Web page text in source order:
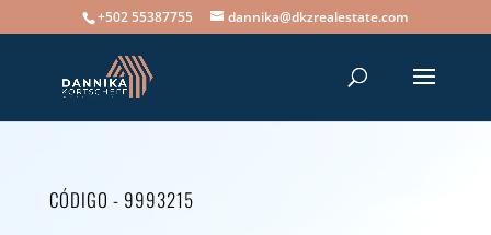
+502 55387755 dannika@dkzrealestate.com
CÓDIGO - 9993215